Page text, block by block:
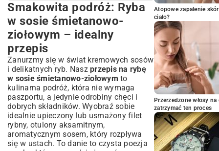
Smakowita podróż: Ryba w sosie
śmietanowo-ziołowym – idealny przepis
Dlaczego ryba w sosie śmietanowo-
ziołowym to strzał w dziesiątkę?
Uniwersalność i zdrowotne aspekty dania
Szybki obiad dla całej rodziny
Składniki kluczem do sukcesu: Co
musisz wiedzieć?
Jak wybrać najlepszą rybę? Przewodnik po
gatunkach
Sekrety doskonałego sosu śmietanowego
Przepis krok po kroku: Jak przygotować
rybę w sosie śmietanowo-ziołowym?
Przygotowanie ryby: marynowanie i
Smakowita podróż: Ryba
w sosie śmietanowo-
ziołowym – idealny
przepis
Zanurzmy się w świat kremowych sosów
i delikatnych ryb. Nasz przepis na rybę
w sosie śmietanowo-ziołowym to
kulinarna podróż, która nie wymaga
paszportu, a jedynie odrobiny chęci i
dobrych składników. Wyobraź sobie
idealnie upieczony lub usmażony filet
rybny, otulony aksamitnym,
aromatycznym sosem, który rozpływa
się w ustach. To danie to czysta poezja
Atopowe zapalenie
ciało?
Przerzedzone włosy
zatrzymać ten proces